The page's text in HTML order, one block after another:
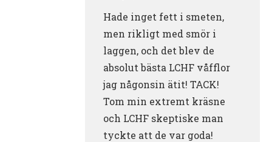
Hade inget fett i smeten,
men rikligt med smör i
laggen, och det blev de
absolut bästa LCHF våfflor
jag någonsin ätit! TACK!
Tom min extremt kräsne
och LCHF skeptiske man
tyckte att de var goda!